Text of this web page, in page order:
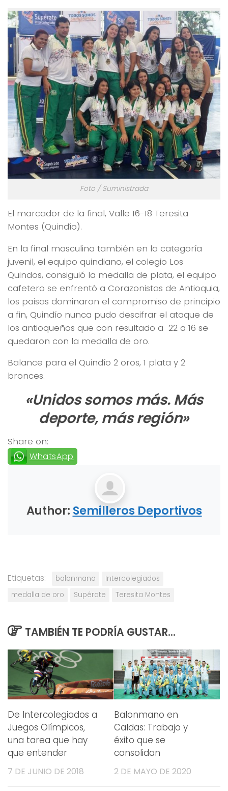
Foto / Suministrada
El marcador de la final, Valle 16-18 Teresita
Montes (Quindío).
En la final masculina también en la categoría
juvenil, el equipo quindiano, el colegio Los
Quindos, consiguió la medalla de plata, el equipo
cafetero se enfrentó a Corazonistas de Antioquia,
los paisas dominaron el compromiso de principio
a fin, Quindío nunca pudo descifrar el ataque de
los antioqueños que con resultado a 22 a 16 se
quedaron con la medalla de oro.
Balance para el Quindío 2 oros, 1 plata y 2
bronces.
«Unidos somos más. Más
deporte, más región»
Share on:
WhatsApp
Author: Semilleros Deportivos
Etiquetas: balonmano
Intercolegiados
medalla de oro
Supérate Teresita Montes
TAMBIÉN TE PODRÍA GUSTAR...
De Intercolegiados a
Juegos Olímpicos,
una tarea que hay
que entender
7 DE JUNIO DE 2018
Balonmano en
Caldas: Trabajo y
éxito que se
consolidan
2 DE MAYO DE 2020